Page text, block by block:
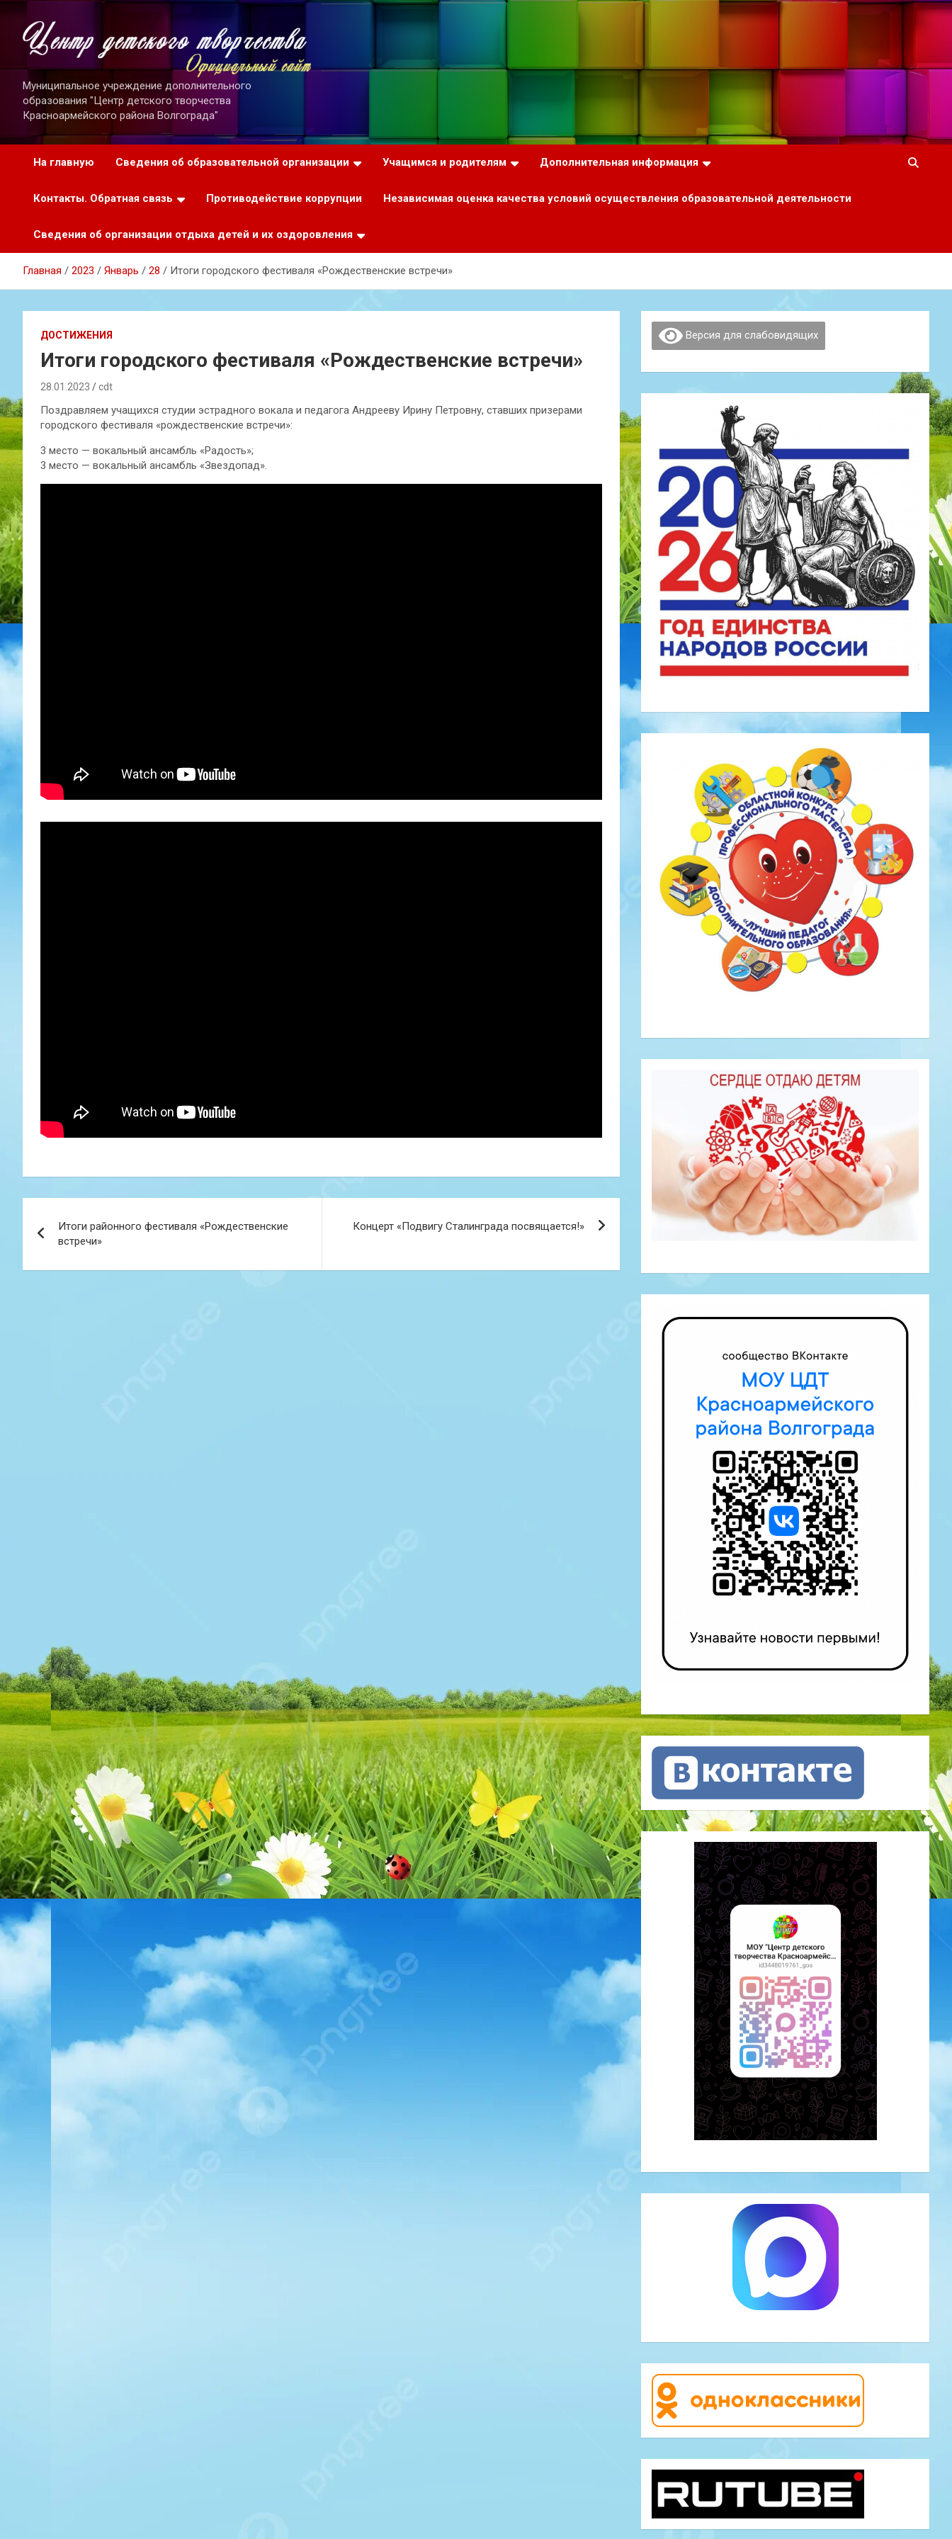
содержимому
Муниципальное учреждение дополнительного
образования "Центр детского творчества
Красноармейского района Волгограда"
На главную Сведения об образовательной организации Учащимся и родителям Дополнительная информация
Контакты. Обратная связь Противодействие коррупции Независимая оценка качества условий осуществления образовательной деятельности
Сведения об организации отдыха детей и их оздоровления
Главная 2023 Январь 28 Итоги городского фестиваля «Рождественские встречи»
ДОСТИЖЕНИЯ
Итоги городского фестиваля «Рождественские встречи»
28.01.2023 cdt
Поздравляем учащихся студии эстрадного вокала и педагога Андрееву Ирину Петровну, ставших призерами
городского фестиваля «рождественские встречи»:
3 место — вокальный ансамбль «Радость»;
3 место — вокальный ансамбль «Звездопад».
по
записям
Итоги районного фестиваля «Рождественские
встречи»
Концерт «Подвигу Сталинграда посвящается!»
Версия для слабовидящих